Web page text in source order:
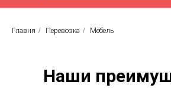
Главня / Перевозка / Мебель
Наши